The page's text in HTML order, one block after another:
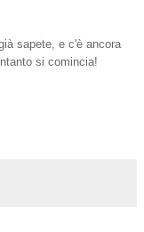
sapete, e c'è ancora
si comincia!